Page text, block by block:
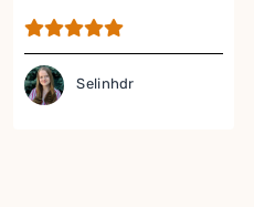
Kurabiye Tarifi
Selinhdr